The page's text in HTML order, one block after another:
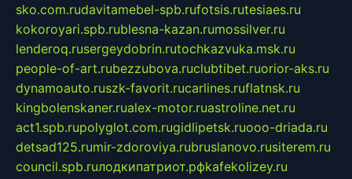
sko.com.rudavitamebel-spb.rufotsis.rutesiaes.ru
kokoroyari.spb.rublesna-kazan.rumossilver.ru
lenderoq.rusergeydobrin.rutochkazvuka.msk.ru
people-of-art.rubezzubova.ruclubtibet.ruorior-aks.ru
dynamoauto.ruszk-favorit.rucarlines.ruflatnsk.ru
kingbolenskaner.rualex-motor.ruastroline.net.ru
act1.spb.rupolyglot.com.rugidlipetsk.ruooo-driada.ru
detsad125.rumir-zdoroviya.rubruslanovo.rusiterem.ru
council.spb.ruлодкипатриот.рфkafekolizey.ru